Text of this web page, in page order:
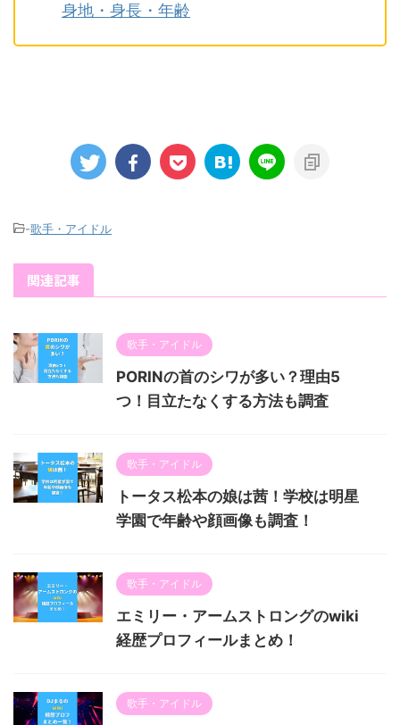
身地・身長・年齢
-歌手・アイドル
関連記事
歌手・アイドル
PORINの首のシワが多い？理由5
つ！目立たなくする方法も調査
歌手・アイドル
トータス松本の娘は茜！学校は明星
学園で年齢や顔画像も調査！
歌手・アイドル
エミリー・アームストロングのwiki
経歴プロフィールまとめ！
歌手・アイドル